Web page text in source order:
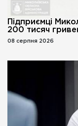
Підприємці
200 тисяч
08 серпня 2026